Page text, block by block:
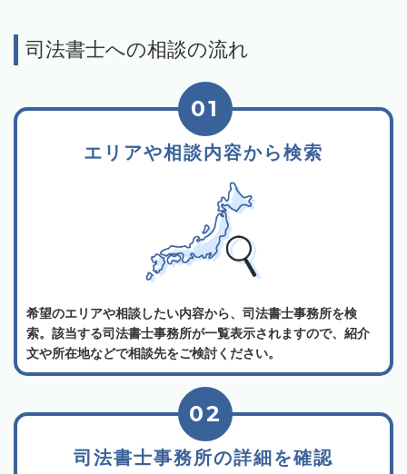
司法書士への相談の流れ
エリアや相談内容から検索
01
希望のエリアや相談したい内容から、司法書士事務所を検
索。該当する司法書士事務所が一覧表示されますので、紹介
文や所在地などで相談先をご検討ください。
司法書士事務所の詳細を確認
02